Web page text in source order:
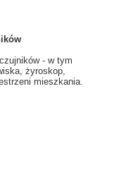
czujników - w tym
żyroskop,
mieszkania.